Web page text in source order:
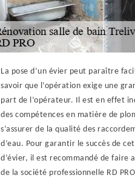
La pose d’un évier peut paraître
savoir que l’opération exige une
part de l’opérateur. Il est en effet
des compétences en matière de
s’assurer de la qualité des
d’eau. Pour garantir le succès de
d’évier, il est recommandé de faire
de la société professionnelle RD